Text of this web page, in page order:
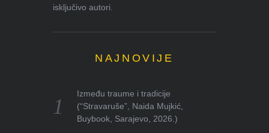
isključivo autori.
NAJNOVIJE
Između traume i tradicije
(“Stravaruše”, Naida Mujkić,
Buybook, Sarajevo, 2026.)